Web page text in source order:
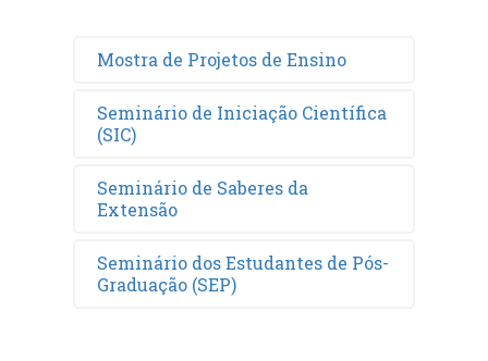
Mostra de Projetos de Ensino
Seminário de Iniciação Científica
(SIC)
Seminário de Saberes da
Extensão
Seminário dos Estudantes de Pós-
Graduação (SEP)